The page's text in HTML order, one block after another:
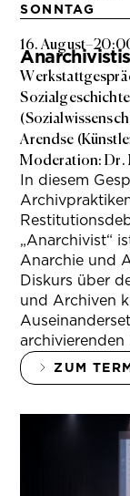
SONNTAG
16. August–
Arendse
Moderation: Dr.
In diesem
„Anarchivist“
Anarchie und
Diskurs über
und Archiven
archivierenden
ZUM